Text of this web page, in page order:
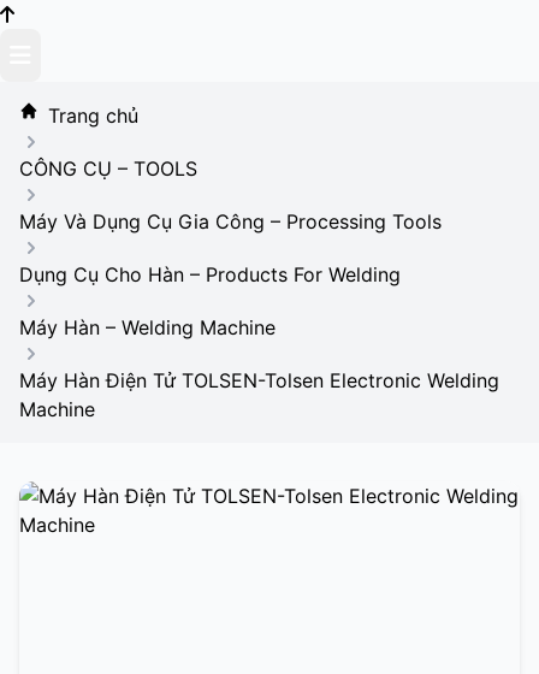
content
Trang chủ
CÔNG CỤ – TOOLS
Máy Và Dụng Cụ Gia Công – Processing Tools
Dụng Cụ Cho Hàn – Products For Welding
Máy Hàn – Welding Machine
Máy Hàn Điện Tử TOLSEN-Tolsen Electronic Welding
Machine